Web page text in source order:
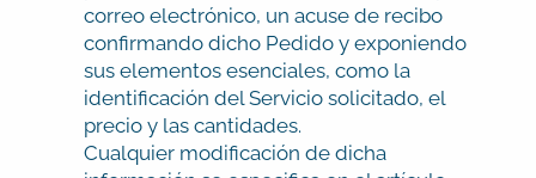
correo electrónico, un acuse de recibo
confirmando dicho Pedido y exponiendo
sus elementos esenciales, como la
identificación del Servicio solicitado, el
precio y las cantidades.
Cualquier modificación de dicha